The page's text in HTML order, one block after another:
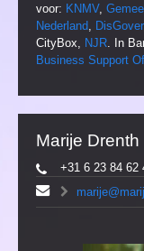
voor: KNMV,
Nederland
DisGover
CityBox,
NJR . In
Business Support
Marije Drenth
+31 6 23 84 62